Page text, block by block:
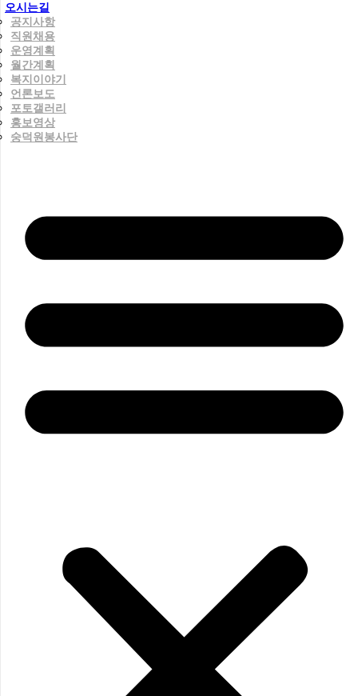
오시는길
공지사항
직원채용
운영계획
월간계획
복지이야기
언론보도
포토갤러리
홍보영상
숭덕원봉사단